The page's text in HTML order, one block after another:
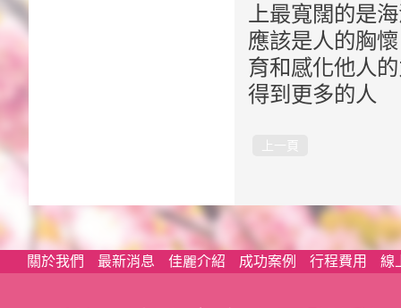
上最寬闊的是
應該是人的胸
育和感化他人
得到更多的人
上一頁
關於我們 最新消息 佳麗介紹 成功案例 行程費用 線